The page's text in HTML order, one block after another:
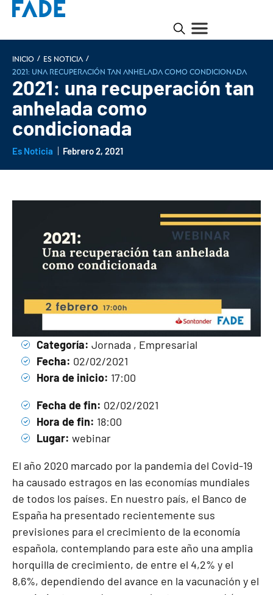
INICIO / Es noticia /
2021: una recuperación tan anhelada como condicionada
2021: una recuperación tan
anhelada como
condicionada
Es Noticia Febrero 2, 2021
Categoría: Jornada , Empresarial
Fecha: 02/02/2021
Hora de inicio: 17:00
Fecha de fin: 02/02/2021
Hora de fin: 18:00
Lugar: webinar
El año 2020 marcado por la pandemia del Covid-19
ha causado estragos en las economías mundiales
de todos los países. En nuestro país, el Banco de
España ha presentado recientemente sus
previsiones para el crecimiento de la economía
española, contemplando para este año una amplia
horquilla de crecimiento, de entre el 4,2% y el
8,6%, dependiendo del avance en la vacunación y el